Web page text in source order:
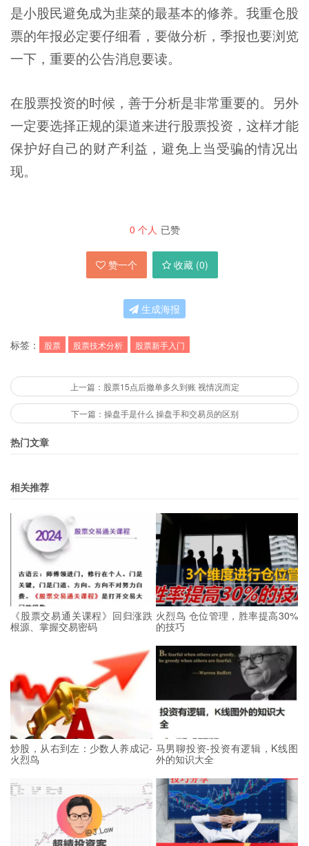
是小股民避免成为韭菜的最基本的修养。我重仓股
票的年报必定要仔细看，要做分析，季报也要浏览
一下，重要的公告消息要读。
在股票投资的时候，善于分析是非常重要的。另外
一定要选择正规的渠道来进行股票投资，这样才能
保护好自己的财产利益，避免上当受骗的情况出
现。
0 个人 已赞
赞一个 收藏 (0)
生成海报
标签： 股票 股票技术分析 股票新手入门
上一篇：股票15点后撤单多久到账 视情况而定
下一篇：操盘手是什么 操盘手和交易员的区别
热门文章
相关推荐
《股票交易通关课程》回归涨跌
根源、掌握交易密码
火烈鸟 仓位管理，胜率提高30%
的技巧
炒股，从右到左：少数人养成记-
火烈鸟
马男聊投资-投资有逻辑，K线图
外的知识大全